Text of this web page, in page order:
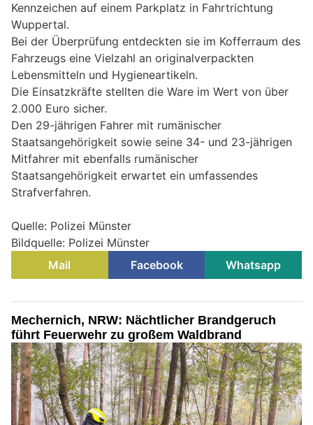
Kennzeichen auf einem Parkplatz in Fahrtrichtung
Wuppertal.
Bei der Überprüfung entdeckten sie im Kofferraum des
Fahrzeugs eine Vielzahl an originalverpackten
Lebensmitteln und Hygieneartikeln.
Die Einsatzkräfte stellten die Ware im Wert von über
2.000 Euro sicher.
Den 29-jährigen Fahrer mit rumänischer
Staatsangehörigkeit sowie seine 34- und 23-jährigen
Mitfahrer mit ebenfalls rumänischer
Staatsangehörigkeit erwartet ein umfassendes
Strafverfahren.
Quelle: Polizei Münster
Bildquelle: Polizei Münster
Mail
Facebook Whatsapp
Mechernich, NRW: Nächtlicher Brandgeruch
führt Feuerwehr zu großem Waldbrand